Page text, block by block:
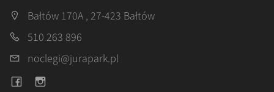
Bałtów 170A , 27-423 Bałtów
510 263 896
noclegi@jurapark.pl